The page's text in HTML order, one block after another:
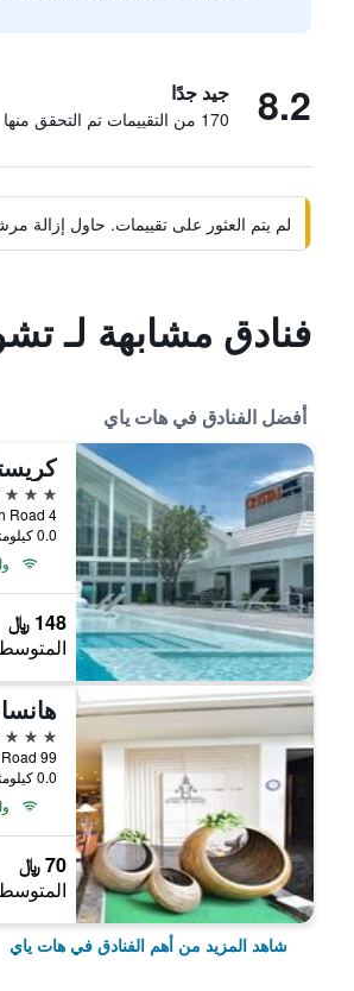
8.2 جيد جدًا
170 من التقييمات تم التحقق منها
لم يتم العثور على تقييمات. حاول إزالة
فنادق مشابهة لـ
أفضل الفنادق في هات ياي
4 نجوم
4 Soi 23 Kanjanawanich Road, هات ياي, تايلاند
0.0 كيلومتر عن وسط المدينة
148 ﷼
4 نجوم
99 Jootee Anusorn Road, هات ياي, تايلاند
0.0 كيلومتر عن وسط المدينة
70 ﷼
شاهد المزيد من أهم الفنادق في هات ياي